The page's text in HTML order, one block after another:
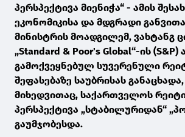
პერსპექტივა მიენიჭა“ - ამის
ეკონომიკისა და მდგრადი
მინისტრის მოადგილემ, ვახტანგ
„Standard & Poor's Global“-ის
გამოქვეყნებულ სუვერენული
შეფასებაზე საუბრისას
მიხედვითაც, საქართველოს
პერსპექტივა „სტაბილურიდან“
გაუმჯობესდა.